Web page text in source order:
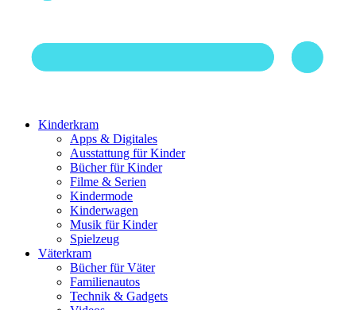
Kinderkram
Apps & Digitales
Ausstattung für Kinder
Bücher für Kinder
Filme & Serien
Kindermode
Kinderwagen
Musik für Kinder
Spielzeug
Väterkram
Bücher für Väter
Familienautos
Technik & Gadgets